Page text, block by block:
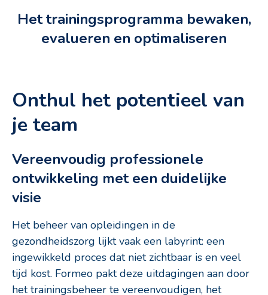
Het trainingsprogramma bewaken,
evalueren en optimaliseren
Onthul het potentieel van
je team
Vereenvoudig professionele
ontwikkeling met een duidelijke
visie
Het beheer van opleidingen in de
gezondheidszorg lijkt vaak een labyrint: een
ingewikkeld proces dat niet zichtbaar is en veel
tijd kost. Formeo pakt deze uitdagingen aan door
het trainingsbeheer te vereenvoudigen, het